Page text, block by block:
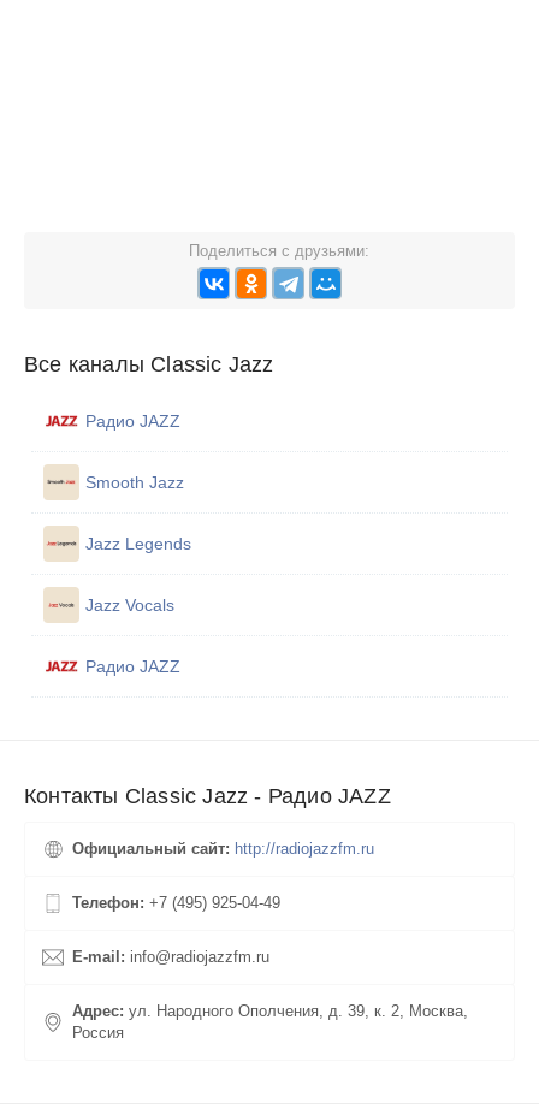
Поделиться с друзьями:
Все каналы Classic Jazz
Радио JAZZ
Smooth Jazz
Jazz Legends
Jazz Vocals
Радио JAZZ
Контакты Classic Jazz - Радио JAZZ
Официальный сайт: http://radiojazzfm.ru
Телефон: +7 (495) 925-04-49
E-mail: info@radiojazzfm.ru
Адрес: ул. Народного Ополчения, д. 39, к. 2, Москва,
Россия